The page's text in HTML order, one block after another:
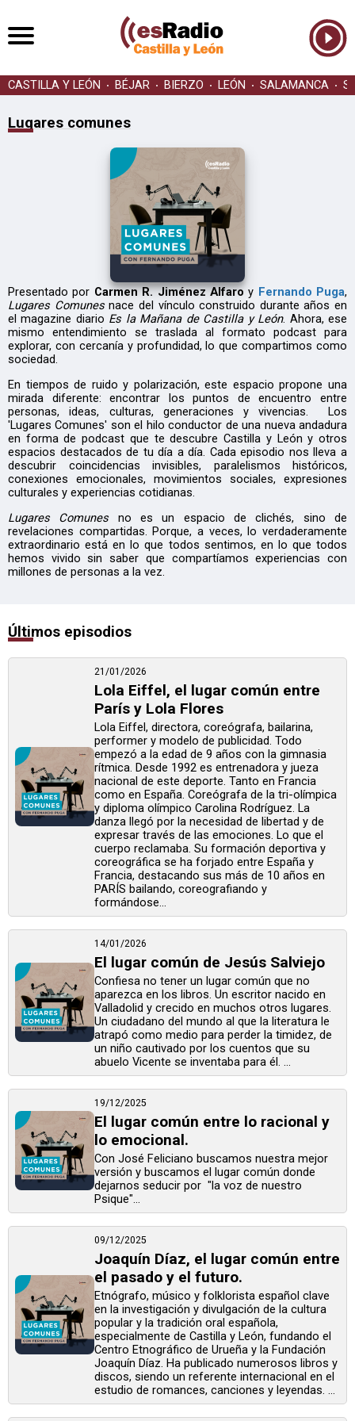
CASTILLA Y LEÓN BÉJAR BIERZO LEÓN SALAMANCA
Lugares comunes
Presentado por Carmen R. Jiménez Alfaro y Fernando Puga,
Lugares Comunesnace del vínculo construido durante años en
el magazine diario Es la Mañana de Castilla y León. Ahora, ese
mismo entendimiento se traslada al formato podcast para
explorar, con cercanía y profundidad, lo que compartimos como
sociedad.
En tiempos de ruido y polarización, este espacio propone una
mirada diferente: encontrar los puntos de encuentro entre
personas, ideas, culturas, generaciones y vivencias. Los
'Lugares Comunes' son el hilo conductor de una nueva andadura
en forma de podcast que te descubre Castilla y León y otros
espacios destacados de tu día a día. Cada episodio nos lleva a
descubrir coincidencias invisibles, paralelismos históricos,
conexiones emocionales, movimientos sociales, expresiones
culturales y experiencias cotidianas.
Lugares Comunesno es un espacio de clichés, sino de
revelaciones compartidas. Porque, a veces, lo verdaderamente
extraordinario está en lo que todos sentimos, en lo que todos
hemos vivido sin saber que compartíamos experiencias con
millones de personas a la vez.
Últimos episodios
21/01/2026
Lola Eiffel, el lugar común entre
París y Lola Flores
Lola Eiffel, directora, coreógrafa, bailarina,
performer y modelo de publicidad. Todo
empezó a la edad de 9 años con la gimnasia
rítmica. Desde 1992 es entrenadora y jueza
nacional de este deporte. Tanto en Francia
como en España. Coreógrafa de la tri-olímpica
y diploma olímpico Carolina Rodríguez. La
danza llegó por la necesidad de libertad y de
expresar través de las emociones. Lo que el
cuerpo reclamaba. Su formación deportiva y
coreográfica se ha forjado entre España y
Francia, destacando sus más de 10 años en
PARÍS bailando, coreografiando y
formándose...
14/01/2026
El lugar común de Jesús Salviejo
Confiesa no tener un lugar común que no
aparezca en los libros. Un escritor nacido en
Valladolid y crecido en muchos otros lugares.
Un ciudadano del mundo al que la literatura le
atrapó como medio para perder la timidez, de
un niño cautivado por los cuentos que su
abuelo Vicente se inventaba para él. ...
19/12/2025
El lugar común entre lo racional y
lo emocional.
Con José Feliciano buscamos nuestra mejor
versión y buscamos el lugar común donde
dejarnos seducir por "la voz de nuestro
Psique"...
09/12/2025
Joaquín Díaz, el lugar común entre
el pasado y el futuro.
Etnógrafo, músico y folklorista español clave
en la investigación y divulgación de la cultura
popular y la tradición oral española,
especialmente de Castilla y León, fundando el
Centro Etnográfico de Urueña y la Fundación
Joaquín Díaz. Ha publicado numerosos libros y
discos, siendo un referente internacional en el
estudio de romances, canciones y leyendas. ...